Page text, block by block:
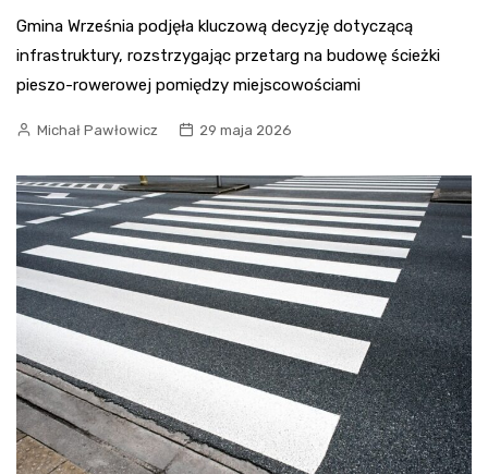
Gmina Września podjęła kluczową decyzję dotyczącą
infrastruktury, rozstrzygając przetarg na budowę ścieżki
pieszo-rowerowej pomiędzy miejscowościami
Michał Pawłowicz 29 maja 2026